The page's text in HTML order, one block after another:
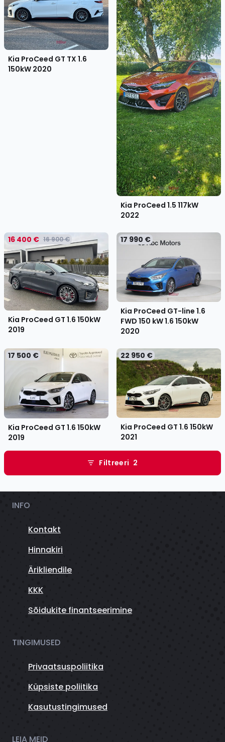
Kia ProCeed GT TX 1.6
150kW 2020
Kia ProCeed 1.5 117kW
2022
16 400 € 16 900 €
Kia ProCeed GT 1.6 150kW
2019
17 990 €
Kia ProCeed GT-line 1.6
FWD 150 kW 1.6 150kW
2020
17 500 €
Kia ProCeed GT 1.6 150kW
2019
22 950 €
Kia ProCeed GT 1.6 150kW
2021
Filtreeri 2
INFO
Kontakt
Hinnakiri
Ärikliendile
KKK
Sõidukite finantseerimine
TINGIMUSED
Privaatsuspoliitika
Küpsiste poliitika
Kasutustingimused
LEIA MEID